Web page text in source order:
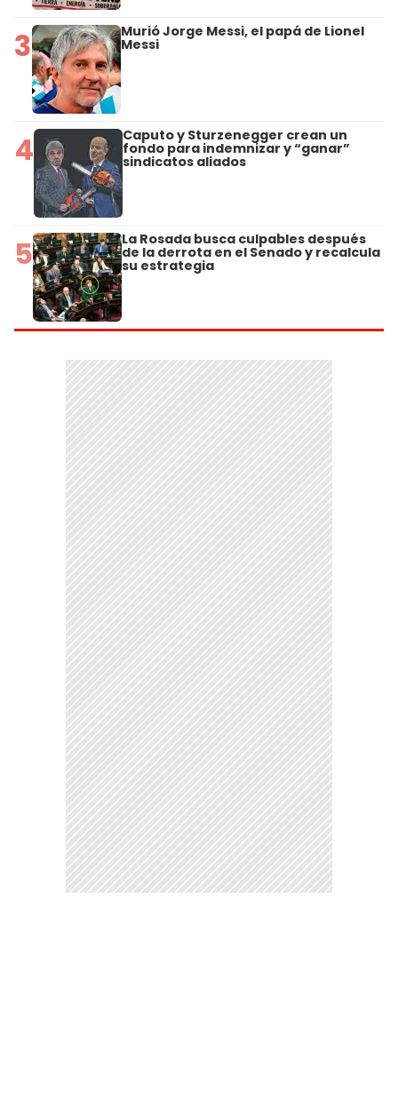
3 Murió Jorge Messi, el papá de Lionel
Messi
4 Caputo y Sturzenegger crean un
fondo para indemnizar y “ganar”
sindicatos aliados
5 La Rosada busca culpables después
de la derrota en el Senado y recalcula
su estrategia